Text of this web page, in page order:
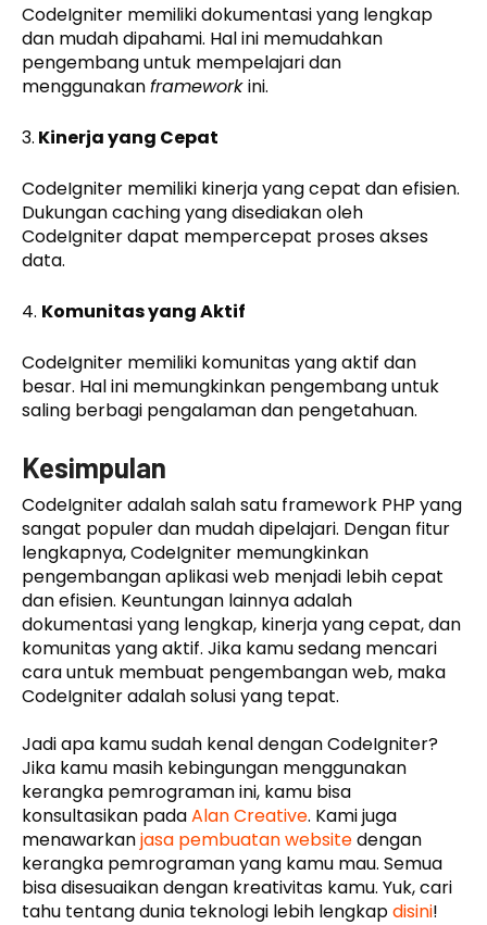
CodeIgniter memiliki dokumentasi yang lengkap
dan mudah dipahami. Hal ini memudahkan
pengembang untuk mempelajari dan
menggunakanframeworkini.
3. Kinerja yang Cepat
CodeIgniter memiliki kinerja yang cepat dan efisien.
Dukungan caching yang disediakan oleh
CodeIgniter dapat mempercepat proses akses
data.
4. Komunitas yang Aktif
CodeIgniter memiliki komunitas yang aktif dan
besar. Hal ini memungkinkan pengembang untuk
saling berbagi pengalaman dan pengetahuan.
Kesimpulan
CodeIgniter adalah salah satu framework PHP yang
sangat populer dan mudah dipelajari. Dengan fitur
lengkapnya, CodeIgniter memungkinkan
pengembangan aplikasi web menjadi lebih cepat
dan efisien. Keuntungan lainnya adalah
dokumentasi yang lengkap, kinerja yang cepat, dan
komunitas yang aktif. Jika kamu sedang mencari
cara untuk membuat pengembangan web, maka
CodeIgniter adalah solusi yang tepat.
Jadi apa kamu sudah kenal dengan CodeIgniter?
Jika kamu masih kebingungan menggunakan
kerangka pemrograman ini, kamu bisa
konsultasikan padaAlan Creative. Kami juga
menawarkanjasa pembuatan websitedengan
kerangka pemrograman yang kamu mau. Semua
bisa disesuaikan dengan kreativitas kamu. Yuk, cari
tahu tentang dunia teknologi lebih lengkapdisini!